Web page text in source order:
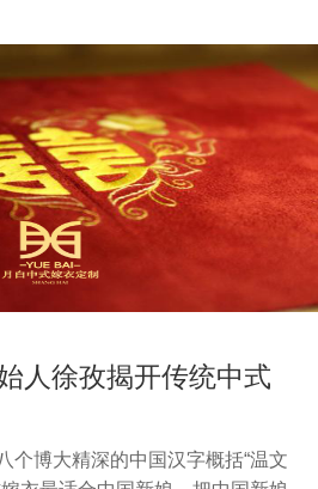
人徐孜揭开传统中式
个博大精深的中国汉字概括“温文